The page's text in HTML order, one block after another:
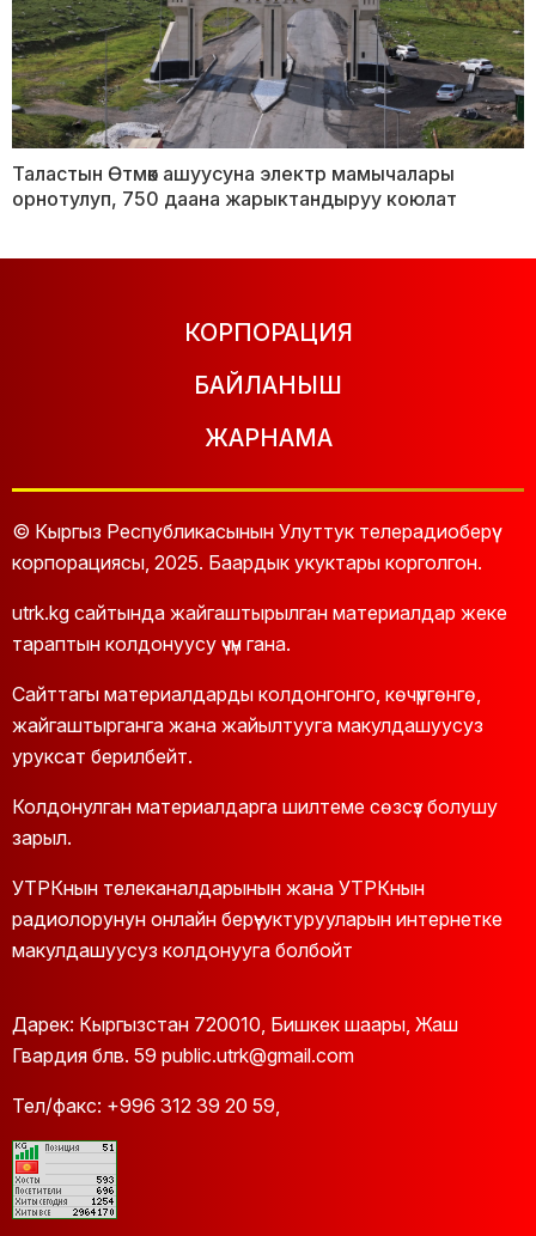
Таластын Өтмөк ашуусуна электр мамычалары
орнотулуп, 750 даана жарыктандыруу коюлат
КОРПОРАЦИЯ
БАЙЛАНЫШ
ЖАРНАМА
© Кыргыз Республикасынын Улуттук телерадиоберүү
корпорациясы, 2025. Баардык укуктары корголгон.
utrk.kg сайтында жайгаштырылган материалдар жеке
тараптын колдонуусу үчүн гана.
Сайттагы материалдарды колдонгонго, көчүргөнгө,
жайгаштырганга жана жайылтууга макулдашуусуз
уруксат берилбейт.
Колдонулган материалдарга шилтеме сөзсүз болушу
зарыл.
УТРКнын телеканалдарынын жана УТРКнын
радиолорунун онлайн берүү-уктурууларын интернетке
макулдашуусуз колдонууга болбойт
Дарек: Кыргызстан 720010, Бишкек шаары, Жаш
Гвардия блв. 59 public.utrk@gmail.com
Тел/факс: +996 312 39 20 59